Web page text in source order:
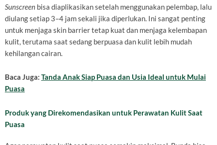
Sunscreen bisa diaplikasikan setelah menggunakan pelembap, lalu
diulang setiap 3–4 jam sekali jika diperlukan. Ini sangat penting
untuk menjaga skin barrier tetap kuat dan menjaga kelembapan
kulit, terutama saat sedang berpuasa dan kulit lebih mudah
kehilangan cairan.
Baca Juga: Tanda Anak Siap Puasa dan Usia Ideal untuk Mulai
Puasa
Produk yang Direkomendasikan untuk Perawatan Kulit Saat
Puasa